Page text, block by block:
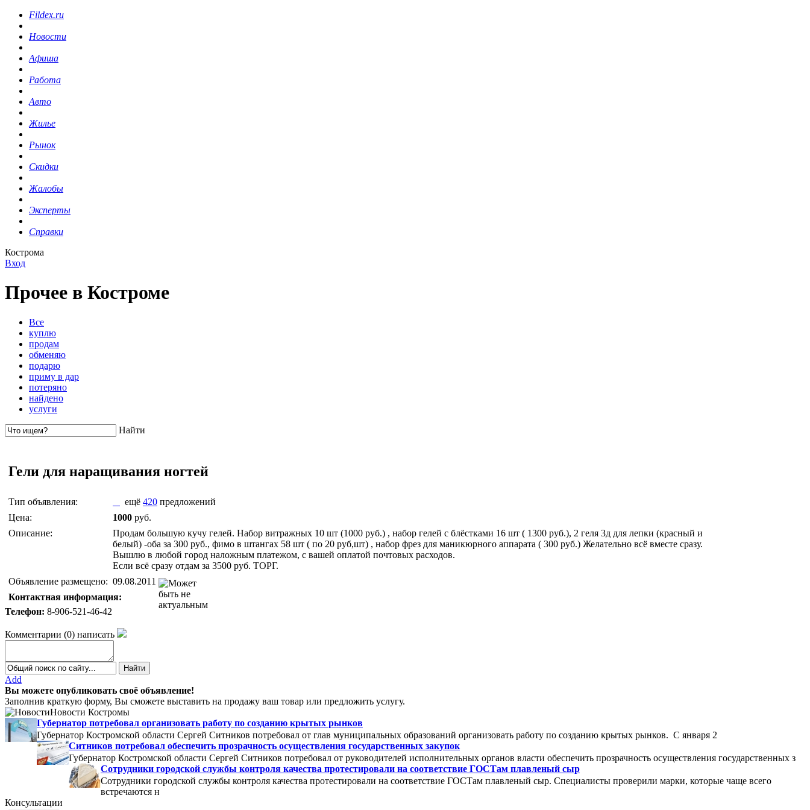
Fildex.ru
Новости
Афиша
Работа
Авто
Жилье
Рынок
Скидки
Жалобы
Эксперты
Справки
Кострома
Вход
Прочее в Костроме
Все
куплю
продам
обменяю
подарю
приму в дар
потеряно
найдено
услуги
Найти
Гели для наращивания ногтей
Тип объявления: ещё 420 предложений
Цена:
1000 руб.
Описание:
Продам большую кучу гелей. Набор витражных 10 шт (1000 руб.) , набор гелей с блёстками 16 шт ( 1300 руб.), 2 геля 3д для лепки (красный и
белый) -оба за 300 руб., фимо в штангах 58 шт ( по 20 руб,шт) , набор фрез для маникюрного аппарата ( 300 руб.) Желательно всё вместе сразу.
Вышлю в любой город наложным платежом, с вашей оплатой почтовых расходов.
Если всё сразу отдам за 3500 руб. ТОРГ.
Объявление размещено: 09.08.2011
Контактная информация:
Телефон: 8-906-521-46-42
Комментарии (0) написать
Add
Вы можете опубликовать своё объявление!
Заполнив краткую форму, Вы сможете выставить на продажу ваш товар или предложить услугу.
Новости Костромы
Губернатор потребовал организовать работу по созданию крытых рынков
Губернатор Костромской области Сергей Ситников потребовал от глав муниципальных образований организовать работу по созданию крытых рынков. С января 2
Ситников потребовал обеспечить прозрачность осуществления государственных закупок
Губернатор Костромской области Сергей Ситников потребовал от руководителей исполнительных органов власти обеспечить прозрачность осуществления государственных з
Сотрудники городской службы контроля качества протестировали на соответствие ГОСТам плавленый сыр
Сотрудники городской службы контроля качества протестировали на соответствие ГОСТам плавленый сыр. Специалисты проверили марки, которые чаще всего
встречаются н
Консультации